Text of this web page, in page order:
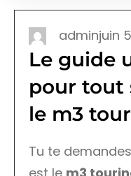
adminjuin
Le guide
pour tout
le m3
Tu te